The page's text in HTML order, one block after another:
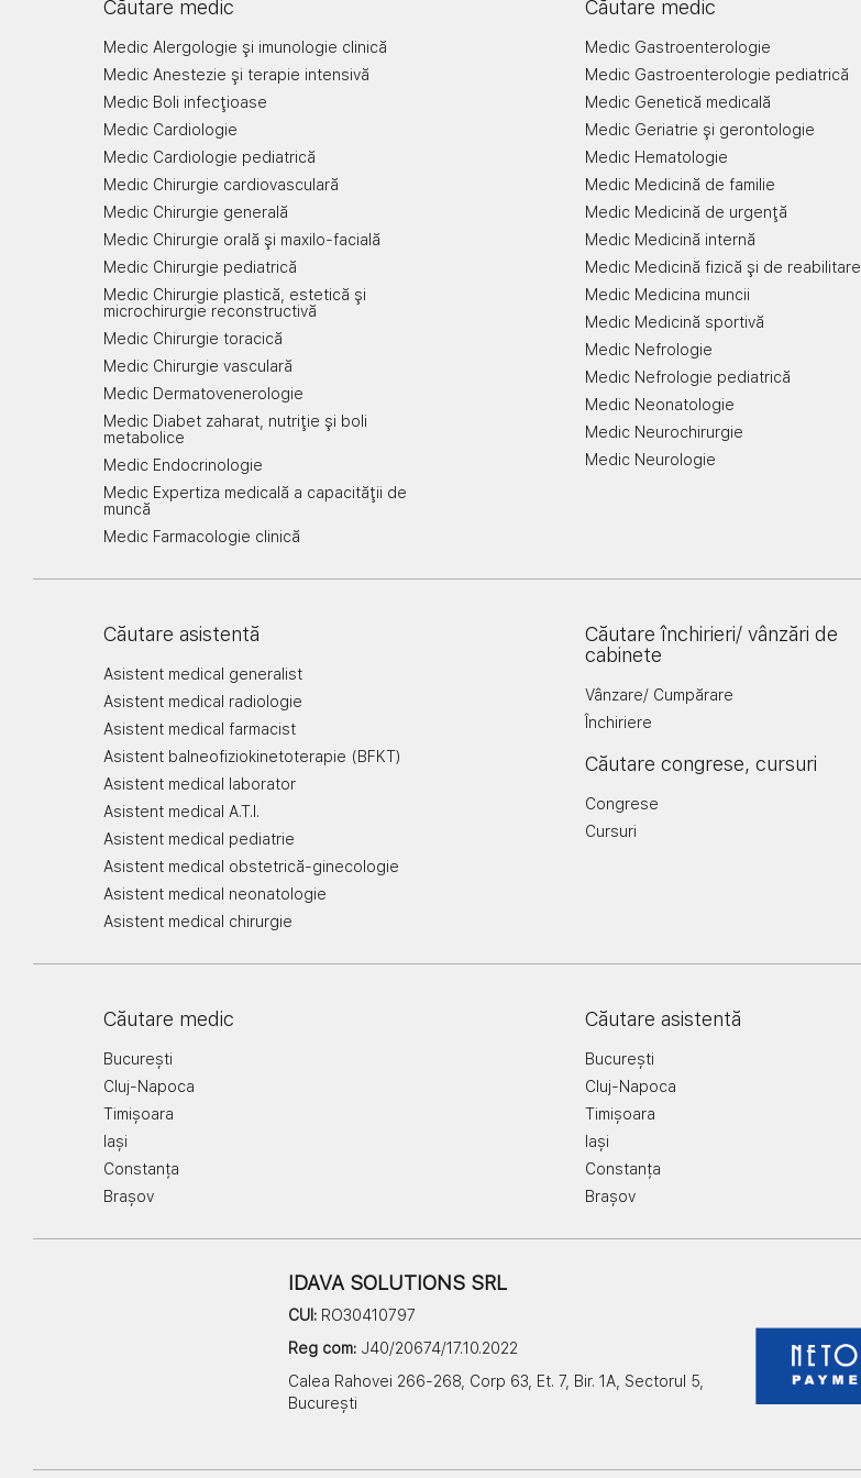
Căutare medic
Medic Alergologie şi imunologie clinică
Medic Anestezie şi terapie intensivă
Medic Boli infecţioase
Medic Cardiologie
Medic Cardiologie pediatrică
Medic Chirurgie cardiovasculară
Medic Chirurgie generală
Medic Chirurgie orală şi maxilo-facială
Medic Chirurgie pediatrică
Medic Chirurgie plastică, estetică şi
microchirurgie reconstructivă
Medic Chirurgie toracică
Medic Chirurgie vasculară
Medic Dermatovenerologie
Medic Diabet zaharat, nutriţie şi boli
metabolice
Medic Endocrinologie
Medic Expertiza medicală a capacităţii de
muncă
Medic Farmacologie clinică
Căutare medic
Medic Gastroenterologie
Medic Gastroenterologie pediatrică
Medic Genetică medicală
Medic Geriatrie şi gerontologie
Medic Hematologie
Medic Medicină de familie
Medic Medicină de urgenţă
Medic Medicină internă
Medic Medicină fizică şi de reabilitare
Medic Medicina muncii
Medic Medicină sportivă
Medic Nefrologie
Medic Nefrologie pediatrică
Medic Neonatologie
Medic Neurochirurgie
Medic Neurologie
Căutare asistentă
Asistent medical generalist
Asistent medical radiologie
Asistent medical farmacist
Asistent balneofiziokinetoterapie (BFKT)
Asistent medical laborator
Asistent medical A.T.I.
Asistent medical pediatrie
Asistent medical obstetrică-ginecologie
Asistent medical neonatologie
Asistent medical chirurgie
Căutare închirieri/ vânzări de
cabinete
Vânzare/ Cumpărare
Închiriere
Căutare congrese, cursuri
Congrese
Cursuri
Căutare medic
București
Cluj-Napoca
Timișoara
Iași
Constanța
Brașov
Căutare asistentă
București
Cluj-Napoca
Timișoara
Iași
Constanța
Brașov
IDAVA SOLUTIONS SRL
CUI: RO30410797
Reg com: J40/20674/17.10.2022
Calea Rahovei 266-268, Corp 63, Et. 7, Bir. 1A, Sectorul 5,
București